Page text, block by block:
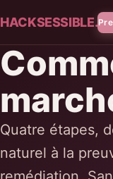
HACKSESSIBLE.
Quatre étapes,
naturel à la